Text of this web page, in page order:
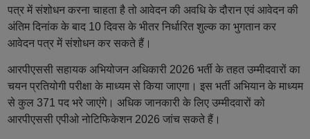
पत्र में संशोधन करना चाहता है तो आवेदन की अवधि के दौरान एवं आवेदन की
अंतिम दिनांक के बाद 10 दिवस के भीतर निर्धारित शुल्क का भुगतान कर
आवेदन पत्र में संशोधन कर सकते हैं।
आरपीएससी सहायक अभियोजन अधिकारी 2026 भर्ती के तहत उम्मीदवारों का
चयन प्रतियोगी परीक्षा के माध्यम से किया जाएगा। इस भर्ती अभियान के माध्यम
से कुल 371 पद भरे जाएंगे। अधिक जानकारी के लिए उम्मीदवारों को
आरपीएससी एपीओ नोटिफिकेशन 2026 जांच सकते हैं।